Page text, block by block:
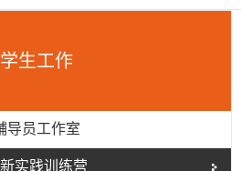
学生工作
导员工作室
实践训练营